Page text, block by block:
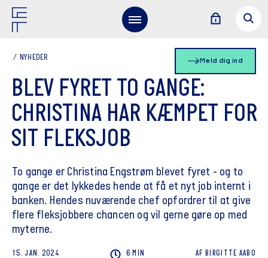
Meld dig ind
NYHEDER
BLEV FYRET TO GANGE:
CHRISTINA HAR KÆMPET FOR
SIT FLEKSJOB
To gange er Christina Engstrøm blevet fyret - og to
gange er det lykkedes hende at få et nyt job internt i
banken. Hendes nuværende chef opfordrer til at give
flere fleksjobbere chancen og vil gerne gøre op med
myterne.
15. JAN. 2024 6 MIN AF BIRGITTE AABO